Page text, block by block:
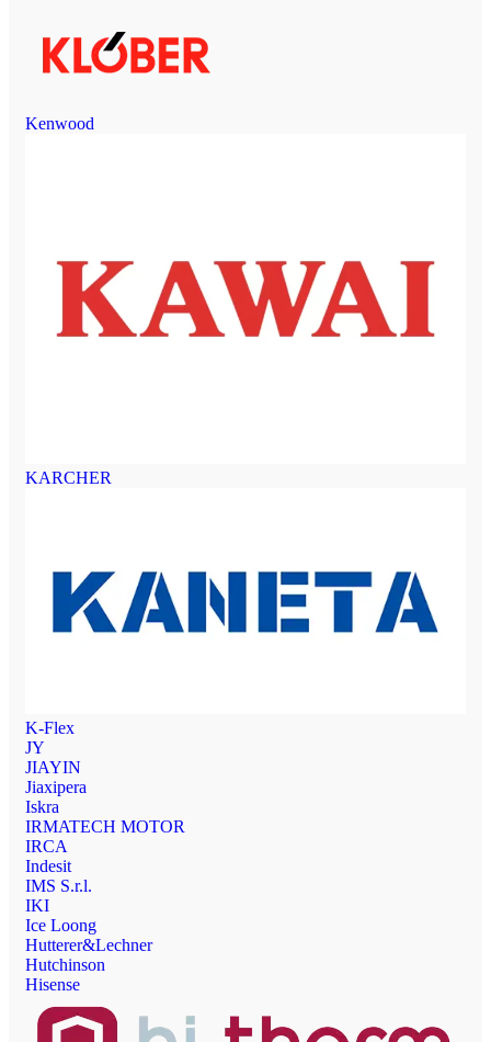
Kenwood
KARCHER
K-Flex
JY
JIAYIN
Jiaxipera
Iskra
IRMATECH MOTOR
IRCA
Indesit
IMS S.r.l.
IKI
Ice Loong
Hutterer&Lechner
Hutchinson
Hisense